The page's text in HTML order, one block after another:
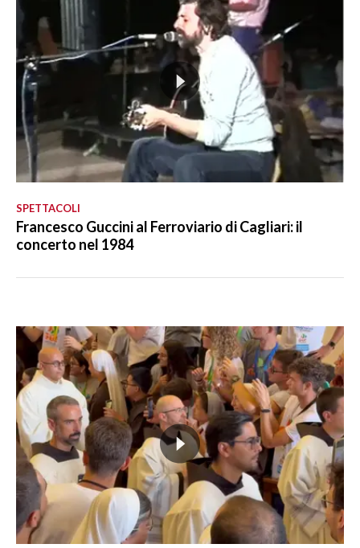
SPETTACOLI
Francesco Guccini al Ferroviario di Cagliari: il
concerto nel 1984